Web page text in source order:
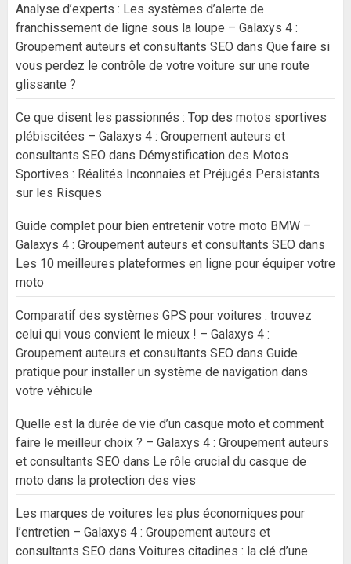
Analyse d’experts : Les systèmes d’alerte de
franchissement de ligne sous la loupe – Galaxys 4 :
Groupement auteurs et consultants SEO dans Que faire si
vous perdez le contrôle de votre voiture sur une route
glissante ?
Ce que disent les passionnés : Top des motos sportives
plébiscitées – Galaxys 4 : Groupement auteurs et
consultants SEO dans Démystification des Motos
Sportives : Réalités Inconnaies et Préjugés Persistants
sur les Risques
Guide complet pour bien entretenir votre moto BMW –
Galaxys 4 : Groupement auteurs et consultants SEO dans
Les 10 meilleures plateformes en ligne pour équiper votre
moto
Comparatif des systèmes GPS pour voitures : trouvez
celui qui vous convient le mieux ! – Galaxys 4 :
Groupement auteurs et consultants SEO dans Guide
pratique pour installer un système de navigation dans
votre véhicule
Quelle est la durée de vie d’un casque moto et comment
faire le meilleur choix ? – Galaxys 4 : Groupement auteurs
et consultants SEO dans Le rôle crucial du casque de
moto dans la protection des vies
Les marques de voitures les plus économiques pour
l’entretien – Galaxys 4 : Groupement auteurs et
consultants SEO dans Voitures citadines : la clé d’une